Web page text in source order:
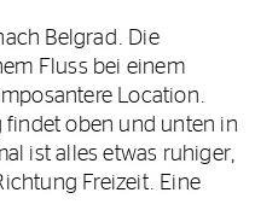
Belgrad. Die
Fluss bei einem
Location.
findet oben und unten in
ist alles etwas ruhiger,
Freizeit. Eine